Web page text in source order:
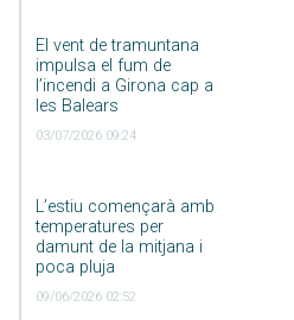
El vent de tramuntana
impulsa el fum de
l’incendi a Girona cap a
les Balears
03/07/2026 09:24
L’estiu començarà amb
temperatures per
damunt de la mitjana i
poca pluja
09/06/2026 02:52